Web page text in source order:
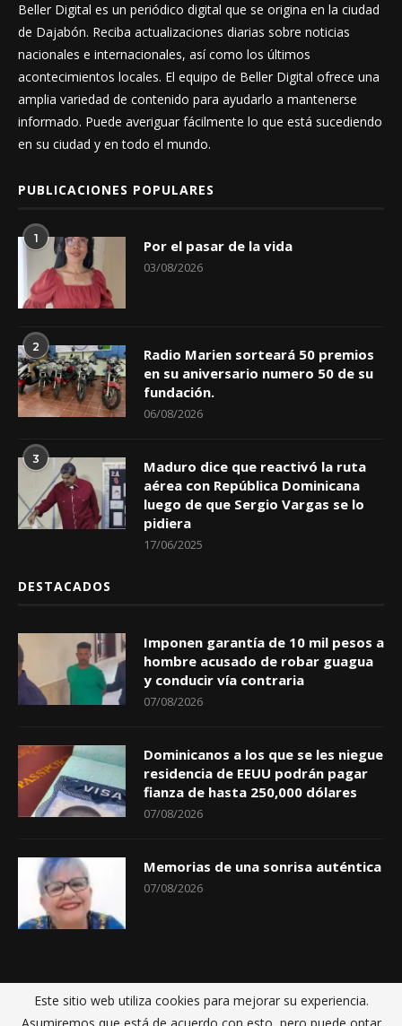
Beller Digital es un periódico digital que se origina en la ciudad
de Dajabón. Reciba actualizaciones diarias sobre noticias
nacionales e internacionales, así como los últimos
acontecimientos locales. El equipo de Beller Digital ofrece una
amplia variedad de contenido para ayudarlo a mantenerse
informado. Puede averiguar fácilmente lo que está sucediendo
en su ciudad y en todo el mundo.
PUBLICACIONES POPULARES
1 Por el pasar de la vida
03/08/2026
2
Radio Marien sorteará 50 premios
en su aniversario numero 50 de su
fundación.
06/08/2026
3
Maduro dice que reactivó la ruta
aérea con República Dominicana
luego de que Sergio Vargas se lo
pidiera
17/06/2025
DESTACADOS
Imponen garantía de 10 mil pesos a
hombre acusado de robar guagua
y conducir vía contraria
07/08/2026
Dominicanos a los que se les niegue
residencia de EEUU podrán pagar
fianza de hasta 250,000 dólares
07/08/2026
Memorias de una sonrisa auténtica
07/08/2026
Inicio Políticas de privacidad Sobre nosotros Contactos
Este sitio web utiliza cookies para mejorar su experiencia.